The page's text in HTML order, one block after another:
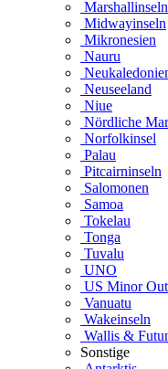
Marshallinseln
Midwayinseln
Mikronesien
Nauru
Neuseeland
Niue
Nördliche
Norfolkinsel
Palau
Pitcairninseln
Salomonen
Samoa
Tokelau
Tonga
Tuvalu
UNO
US Minor
Vanuatu
Wakeinseln
Wallis &
Sonstige